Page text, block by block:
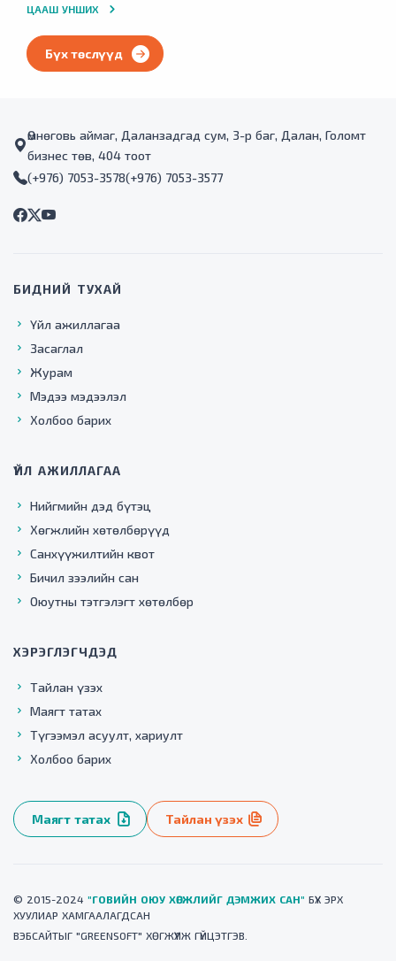
хамгийн өргөн нь баруун хойд талдаа 27 километр,
хамгийн нарийн нь төв хэсэгтээ 800 метр байдаг.
ЦААШ УНШИХ
Бүх төслүүд
Өмнөговь аймаг, Даланзадгад сум, 3-р баг, Далан, Голомт
бизнес төв, 404 тоот
(+976) 7053-3578(+976) 7053-3577
БИДНИЙ ТУХАЙ
Үйл ажиллагаа
Засаглал
Журам
Мэдээ мэдээлэл
Холбоо барих
ҮЙЛ АЖИЛЛАГАА
Нийгмийн дэд бүтэц
Хөгжлийн хөтөлбөрүүд
Санхүүжилтийн квот
Бичил зээлийн сан
Оюутны тэтгэлэгт хөтөлбөр
ХЭРЭГЛЭГЧДЭД
Тайлан үзэх
Маягт татах
Түгээмэл асуулт, хариулт
Холбоо барих
Маягт татах Тайлан үзэх
© 2015-2024 "ГОВИЙН ОЮУ ХӨГЖЛИЙГ ДЭМЖИХ САН" БҮХ ЭРХ
ХУУЛИАР ХАМГААЛАГДСАН
ВЭБСАЙТЫГ "GREENSOFT" ХӨГЖҮҮЛЖ ГҮЙЦЭТГЭВ.